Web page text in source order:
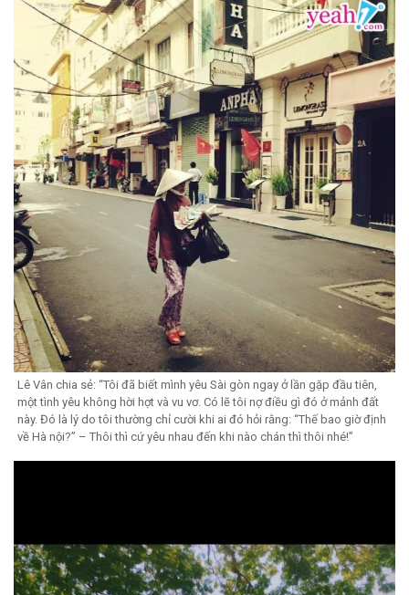
Lê Vân chia sẻ: “Tôi đã biết mình yêu Sài gòn ngay ở lần gặp đầu tiên,
một tình yêu không hời hợt và vu vơ. Có lẽ tôi nợ điều gì đó ở mảnh đất
này. Đó là lý do tôi thường chỉ cười khi ai đó hỏi rằng: “Thế bao giờ định
về Hà nội?” – Thôi thì cứ yêu nhau đến khi nào chán thì thôi nhé!”